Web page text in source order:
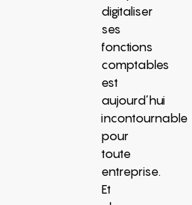
digitaliser
ses
fonctions
comptables
est
aujourd’hui
incontournable
pour
toute
entreprise.
Et